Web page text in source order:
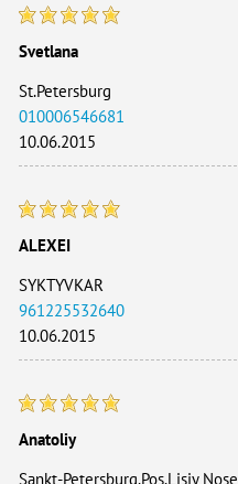
Svetlana
St.Petersburg
010006546681
10.06.2015
ALEXEI
SYKTYVKAR
961225532640
10.06.2015
Anatoliy
Sankt-Petersburg.Pos.Lisiy Nose